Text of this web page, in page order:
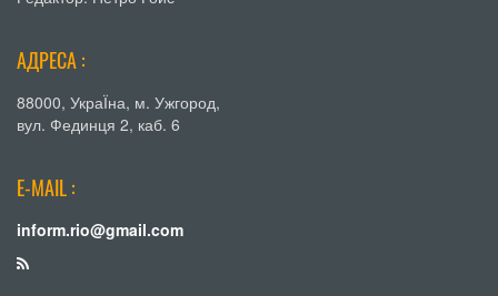
АДРЕСА :
88000, УкраЇна, м. Ужгород,
вул. Фединця 2, каб. 6
E-MAIL :
inform.rio@gmail.com